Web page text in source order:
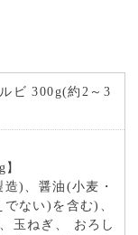
ビ 300g(約2～3
)、醤油(小麦・
ない)を含む)、
玉ねぎ、 おろし